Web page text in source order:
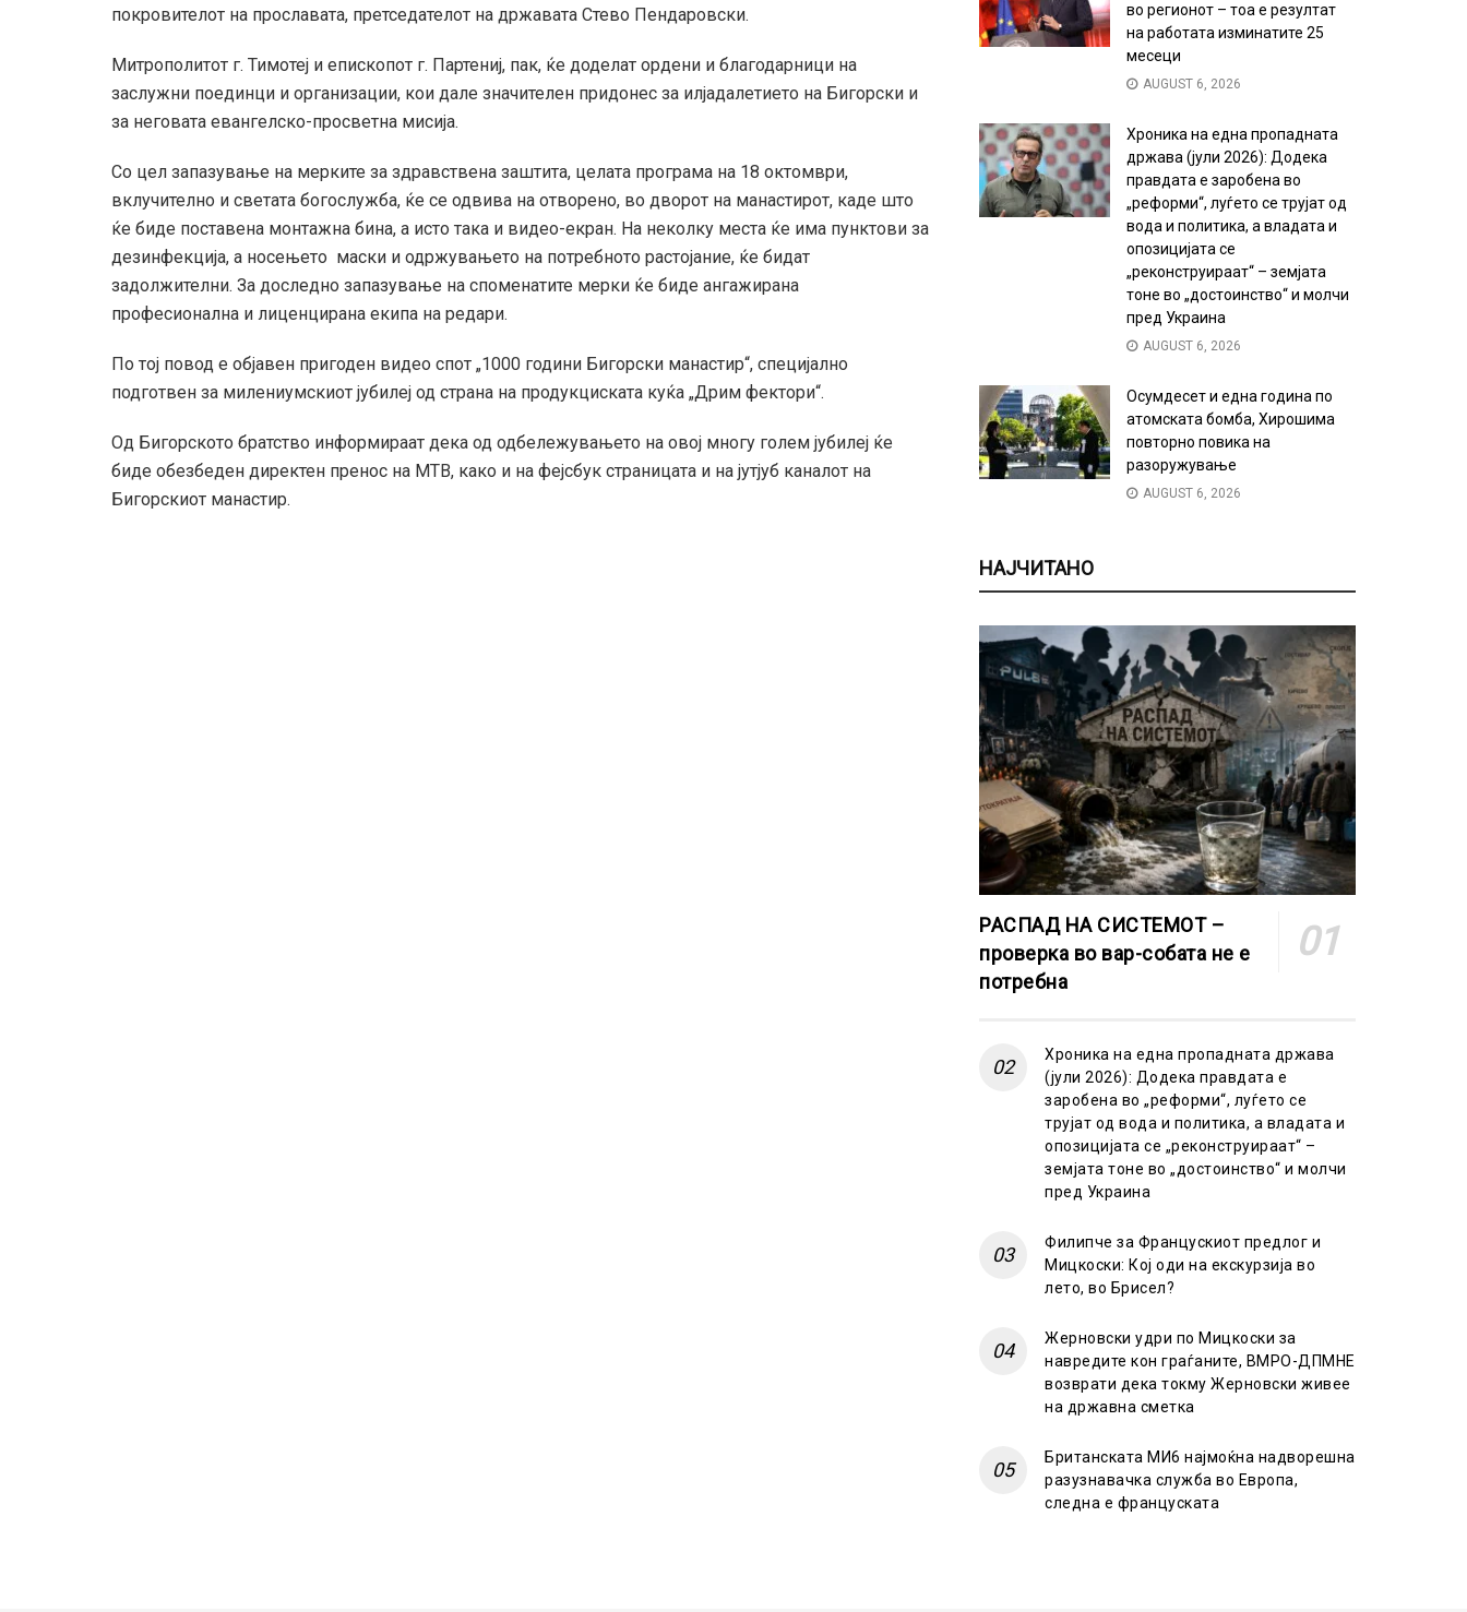
покровителот на прославата, претседателот на државата Стево Пендаровски.
Митрополитот г. Тимотеј и епископот г. Партениј, пак, ќе доделат ордени и благодарници на
заслужни поединци и организации, кои дале значителен придонес за илјадалетието на Бигорски и
за неговата евангелско-просветна мисија.
Со цел запазување на мерките за здравствена заштита, целата програма на 18 октомври,
вклучително и светата богослужба, ќе се одвива на отворено, во дворот на манастирот, каде што
ќе биде поставена монтажна бина, а исто така и видео-екран. На неколку места ќе има пунктови за
дезинфекција, а носењето маски и одржувањето на потребното растојание, ќе бидат
задолжителни. За доследно запазување на споменатите мерки ќе биде ангажирана
професионална и лиценцирана екипа на редари.
По тој повод е објавен пригоден видео спот „1000 години Бигорски манастир“, специјално
подготвен за милениумскиот јубилеј од страна на продукциската куќа „Дрим фектори“.
Од Бигорското братство информираат дека од одбележувањето на овој многу голем јубилеј ќе
биде обезбеден директен пренос на МТВ, како и на фејсбук страницата и на јутјуб каналот на
Бигорскиот манастир.
во регионот – тоа е резултат
на работата изминатите 25
месеци
AUGUST 6, 2026
Хроника на една пропадната
држава (јули 2026): Додека
правдата е заробена во
„реформи“, луѓето се трујат од
вода и политика, а владата и
опозицијата се
„реконструираат“ – земјата
тоне во „достоинство“ и молчи
пред Украина
AUGUST 6, 2026
Осумдесет и една година по
атомската бомба, Хирошима
повторно повика на
разоружување
AUGUST 6, 2026
НАЈЧИТАНО
РАСПАД НА СИСТЕМОТ –
проверка во вар-собата не е
потребна
Хроника на една пропадната држава
(јули 2026): Додека правдата е
заробена во „реформи“, луѓето се
трујат од вода и политика, а владата и
опозицијата се „реконструираат“ –
земјата тоне во „достоинство“ и молчи
пред Украина
Филипче за Францускиот предлог и
Мицкоски: Кој оди на екскурзија во
лето, во Брисел?
Жерновски удри по Мицкоски за
навредите кон граѓаните, ВМРО-ДПМНЕ
возврати дека токму Жерновски живее
на државна сметка
Британската МИ6 најмоќна надворешна
разузнавачка служба во Европа,
следна е француската